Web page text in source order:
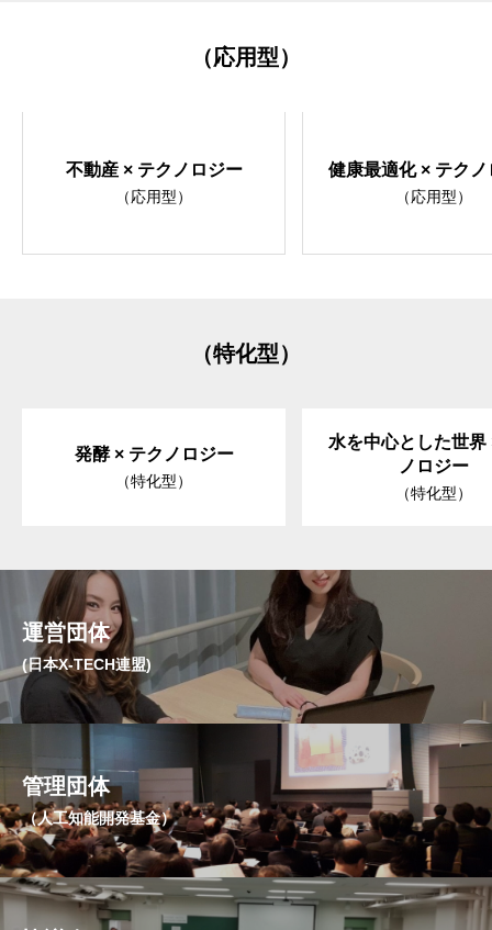
（応用型）
不動産 × テクノロジー
（応用型）
健康最適化 × テクノ
（応用型）
（特化型）
発酵 × テクノロジー
（特化型）
水を中心とした世界
ノロジー
（特化型）
運営団体
(日本X-TECH連盟)
管理団体
（人工知能開発基金）